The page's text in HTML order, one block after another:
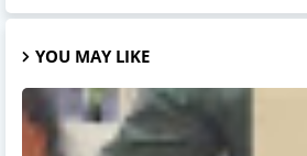
YOU MAY LIKE